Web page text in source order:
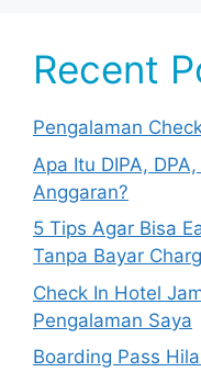
Recent
Pengalaman
Apa Itu DIPA,
Anggaran?
5 Tips Agar Bisa
Tanpa Bayar
Check In Hotel
Pengalaman Saya
Boarding Pass